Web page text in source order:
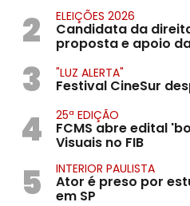
2 ELEIÇÕES 2026
Candidata da
proposta e apoio
3 "LUZ ALERTA"
Festival CineSur
4 25ª EDIÇÃO
FCMS abre edital
Visuais no FIB
5 INTERIOR PAULISTA
Ator é preso por
em SP